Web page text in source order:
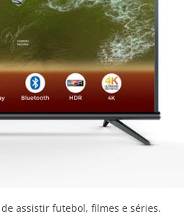
assistir futebol, filmes e séries.